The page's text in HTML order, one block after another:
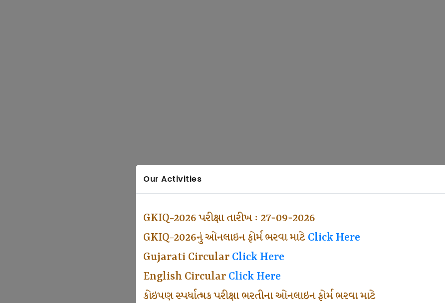
Our Activities
GKIQ-2026 પરીક્ષા તારીખ : 27-09-2026
GKIQ-2026નું ઓનલાઇન ફોર્મ ભરવા માટે Click Here
Gujarati Circular Click Here
English Circular Click Here
કોઇપણ સ્પર્ધાત્મક પરીક્ષા ભરતીના ઓનલાઇન ફોર્મ ભરવા માટે